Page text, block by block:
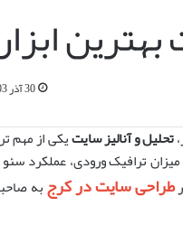
30 آذر 1403
تحلیل و آنالیز سایتیکی از مهم
میزان ترافیک ورودی، عملکرد
طراحی سایت در کرجبه